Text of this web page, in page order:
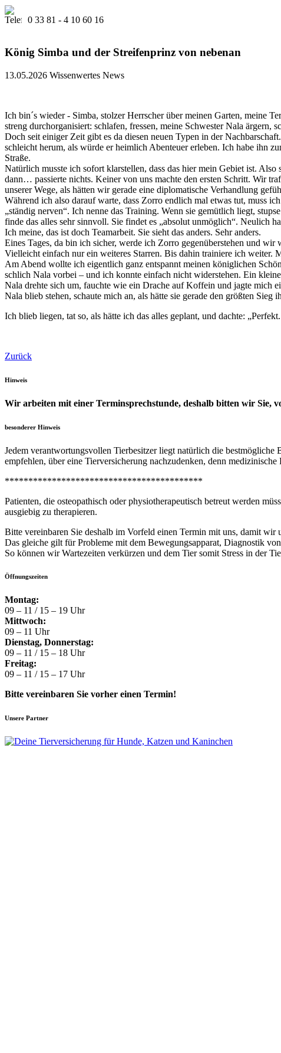
0 33 81 - 4 10 60 16
König Simba und der Streifenprinz von nebenan
13.05.2026 Wissenwertes News
Ich bin´s wieder - Simba, stolzer Herrscher über meinen Garten, meine
streng durchorganisiert: schlafen, fressen, meine Schwester Nala ärgern,
Doch seit einiger Zeit gibt es da diesen neuen Typen in der
schleicht herum, als würde er heimlich Abenteuer erleben. Ich habe ihn
Straße.
Natürlich musste ich sofort klarstellen, dass das hier mein Gebiet ist.
dann… passierte nichts. Keiner von uns machte den ersten Schritt. Wir
unserer Wege, als hätten wir gerade eine diplomatische Verhandlung
Während ich also darauf warte, dass Zorro endlich mal etwas tut, muss
„ständig nerven“. Ich nenne das Training. Wenn sie gemütlich liegt,
finde das alles sehr sinnvoll. Sie findet es „absolut unmöglich“. Neulich
Ich meine, das ist doch Teamarbeit. Sie sieht das anders. Sehr anders.
Eines Tages, da bin ich sicher, werde ich Zorro gegenüberstehen und
Vielleicht einfach nur ein weiteres Starren. Bis dahin trainiere ich
Am Abend wollte ich eigentlich ganz entspannt meinen königlichen
schlich Nala vorbei – und ich konnte einfach nicht widerstehen. Ein
Nala drehte sich um, fauchte wie ein Drache auf Koffein und jagte mich
Nala blieb stehen, schaute mich an, als hätte sie gerade den größten
Ich blieb liegen, tat so, als hätte ich das alles geplant, und dachte:
Zurück
Hinweis
Wir arbeiten mit einer Terminsprechstunde, deshalb bitten wir Sie,
besonderer Hinweis
Jedem verantwortungsvollen Tierbesitzer liegt natürlich die
empfehlen, über eine Tierversicherung nachzudenken, denn
******************************************
Patienten, die osteopathisch oder physiotherapeutisch betreut werden
ausgiebig zu therapieren.
Bitte vereinbaren Sie deshalb im Vorfeld einen Termin mit uns, damit wir
Das gleiche gilt für Probleme mit dem Bewegungsapparat, Diagnostik
So können wir Wartezeiten verkürzen und dem Tier somit Stress in der
Öffnungszeiten
Montag:
09 – 11 / 15 – 19 Uhr
Mittwoch:
09 – 11 Uhr
Dienstag, Donnerstag:
09 – 11 / 15 – 18 Uhr
Freitag:
09 – 11 / 15 – 17 Uhr
Bitte vereinbaren Sie vorher einen Termin!
Unsere Partner